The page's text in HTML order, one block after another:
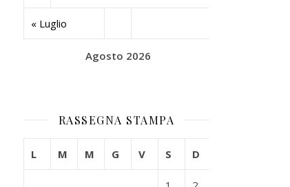
Agosto 2026
« Luglio
RASSEGNA STAMPA
L M M G V S D